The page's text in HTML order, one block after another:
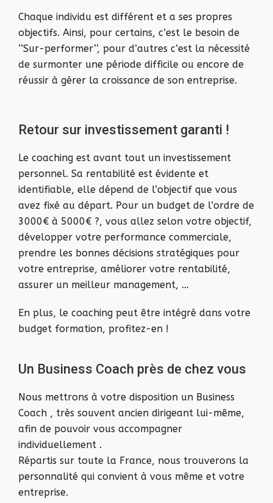
Chaque individu est différent et a ses propres
objectifs. Ainsi, pour certains, c’est le besoin de
‘‘Sur-performer‘‘, pour d’autres c’est la nécessité
de surmonter une période difficile ou encore de
réussir à gérer la croissance de son entreprise.
Retour sur investissement garanti !
Le coaching est avant tout un investissement
personnel. Sa rentabilité est évidente et
identifiable, elle dépend de l’objectif que vous
avez fixé au départ. Pour un budget de l’ordre de
3000€ à 5000€ ?, vous allez selon votre objectif,
développer votre performance commerciale,
prendre les bonnes décisions stratégiques pour
votre entreprise, améliorer votre rentabilité,
assurer un meilleur management, …
En plus, le coaching peut être intégré dans votre
budget formation, profitez-en !
Un Business Coach près de chez vous
Nous mettrons à votre disposition un Business
Coach , très souvent ancien dirigeant lui-même,
afin de pouvoir vous accompagner
individuellement .
Répartis sur toute la France, nous trouverons la
personnalité qui convient à vous même et votre
entreprise.